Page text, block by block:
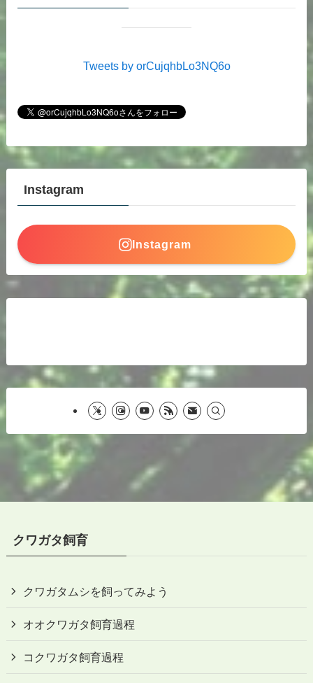
Tweets by orCujqhbLo3NQ6o
Instagram
Instagram
クワガタ飼育
クワガタムシを飼ってみよう
オオクワガタ飼育過程
コクワガタ飼育過程